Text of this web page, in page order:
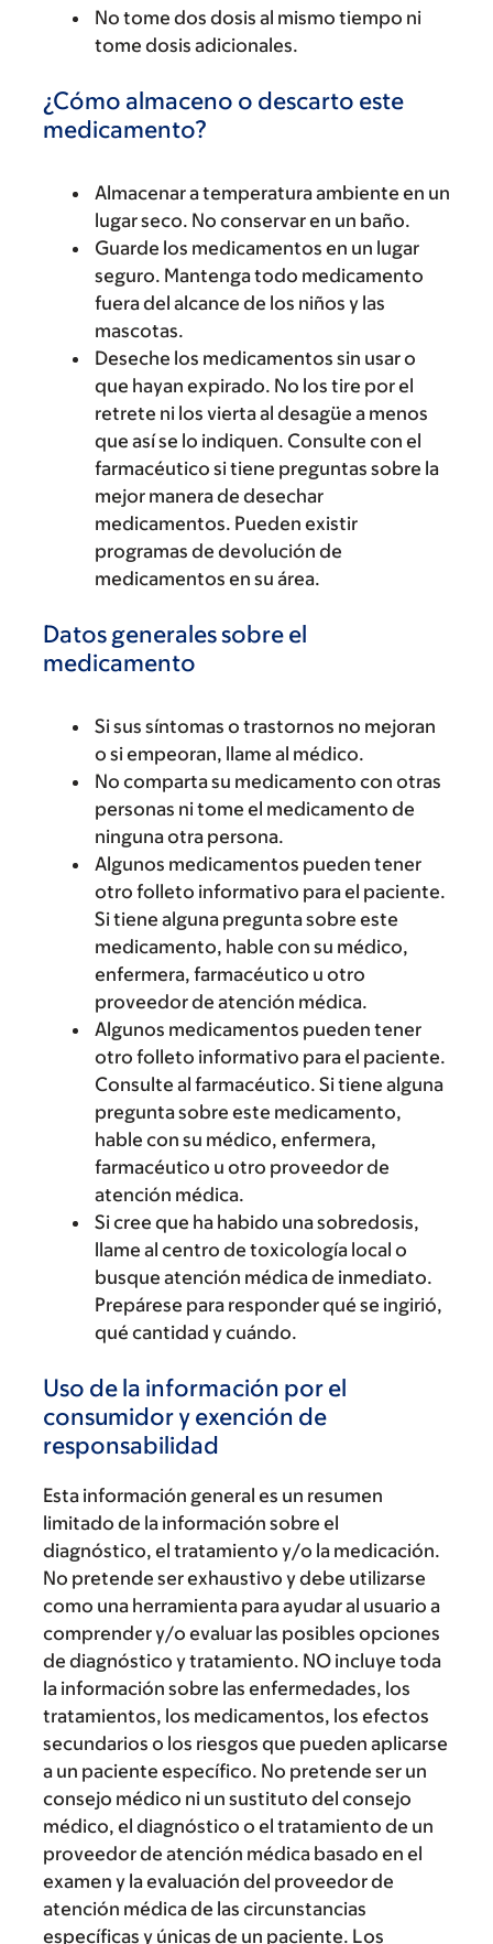
No tome dos dosis al mismo tiempo ni
tome dosis adicionales.
¿Cómo almaceno o descarto este
medicamento?
Almacenar a temperatura ambiente en un
lugar seco. No conservar en un baño.
Guarde los medicamentos en un lugar
seguro. Mantenga todo medicamento
fuera del alcance de los niños y las
mascotas.
Deseche los medicamentos sin usar o
que hayan expirado. No los tire por el
retrete ni los vierta al desagüe a menos
que así se lo indiquen. Consulte con el
farmacéutico si tiene preguntas sobre la
mejor manera de desechar
medicamentos. Pueden existir
programas de devolución de
medicamentos en su área.
Datos generales sobre el
medicamento
Si sus síntomas o trastornos no mejoran
o si empeoran, llame al médico.
No comparta su medicamento con otras
personas ni tome el medicamento de
ninguna otra persona.
Algunos medicamentos pueden tener
otro folleto informativo para el paciente.
Si tiene alguna pregunta sobre este
medicamento, hable con su médico,
enfermera, farmacéutico u otro
proveedor de atención médica.
Algunos medicamentos pueden tener
otro folleto informativo para el paciente.
Consulte al farmacéutico. Si tiene alguna
pregunta sobre este medicamento,
hable con su médico, enfermera,
farmacéutico u otro proveedor de
atención médica.
Si cree que ha habido una sobredosis,
llame al centro de toxicología local o
busque atención médica de inmediato.
Prepárese para responder qué se ingirió,
qué cantidad y cuándo.
Uso de la información por el
consumidor y exención de
responsabilidad
Esta información general es un resumen
limitado de la información sobre el
diagnóstico, el tratamiento y/o la medicación.
No pretende ser exhaustivo y debe utilizarse
como una herramienta para ayudar al usuario a
comprender y/o evaluar las posibles opciones
de diagnóstico y tratamiento. NO incluye toda
la información sobre las enfermedades, los
tratamientos, los medicamentos, los efectos
secundarios o los riesgos que pueden aplicarse
a un paciente específico. No pretende ser un
consejo médico ni un sustituto del consejo
médico, el diagnóstico o el tratamiento de un
proveedor de atención médica basado en el
examen y la evaluación del proveedor de
atención médica de las circunstancias
específicas y únicas de un paciente. Los